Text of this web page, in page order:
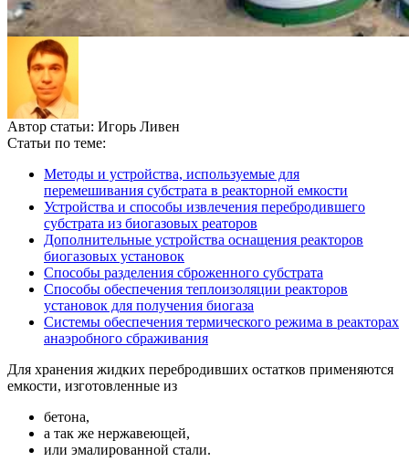
Автор статьи: Игорь Ливен
Статьи по теме:
Методы и устройства, используемые для
перемешивания субстрата в реакторной емкости
Устройства и способы извлечения перебродившего
субстрата из биогазовых реаторов
Дополнительные устройства оснащения реакторов
биогазовых установок
Способы разделения сброженного субстрата
Способы обеспечения теплоизоляции реакторов
установок для получения биогаза
Системы обеспечения термического режима в реакторах
анаэробного сбраживания
Для хранения жидких перебродивших остатков применяются
емкости, изготовленные из
бетона,
а так же нержавеющей,
или эмалированной стали.